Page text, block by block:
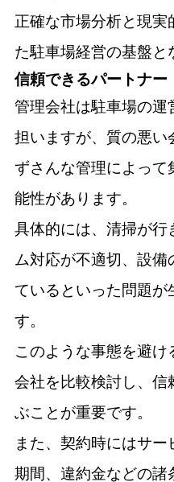
正確な市場分析と現実
た駐車場経営の基盤と
信頼できるパートナー
管理会社は駐車場の運
担いますが、質の悪い
ずさんな管理によっ
能性があります。
具体的には、清掃が行
ム対応が不適切、設
ているといった問題が
す。
このような事態を避
会社を比較検討し、信
ぶことが重要です。
また、契約時にはサ
期間、違約金などの諸